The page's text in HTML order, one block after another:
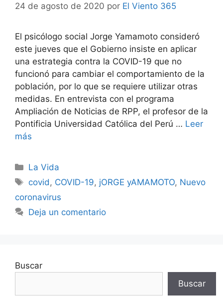
24 de agosto de 2020 por El Viento 365
El psicólogo social Jorge Yamamoto consideró
este jueves que el Gobierno insiste en aplicar
una estrategia contra la COVID-19 que no
funcionó para cambiar el comportamiento de la
población, por lo que se requiere utilizar otras
medidas. En entrevista con el programa
Ampliación de Noticias de RPP, el profesor de la
Pontificia Universidad Católica del Perú … Leer
más
Categorías
La Vida
Etiquetas
covid , COVID-19, jORGE yAMAMOTO, Nuevo
coronavirus
Deja un comentario
Buscar
Buscar